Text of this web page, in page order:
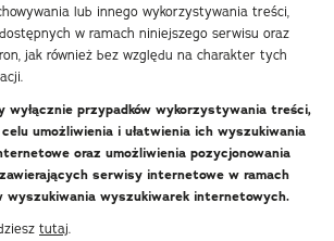
lub innego wykorzystywania treści,
w ramach niniejszego serwisu oraz
jak również bez względu na charakter tych
wyłącznie przypadków wykorzystywania treści,
umożliwienia i ułatwienia ich wyszukiwania
oraz umożliwienia pozycjonowania
serwisy internetowe w ramach
wyszukiwania wyszukiwarek internetowych.
tutaj.